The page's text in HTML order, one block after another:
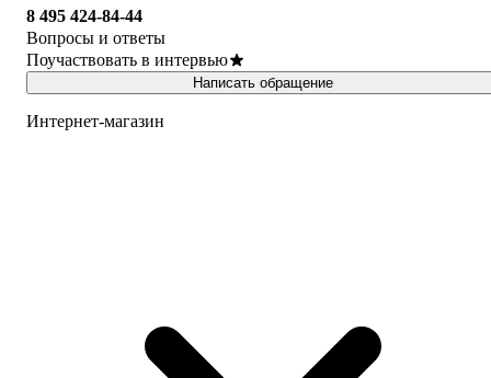
8 495 424-84-44
Вопросы и ответы
Поучаствовать в интервью
Написать обращение
Интернет-магазин